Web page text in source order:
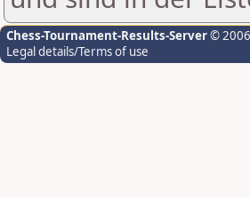
Chess-Tournament-Results-Server©
Legal details/Terms of use